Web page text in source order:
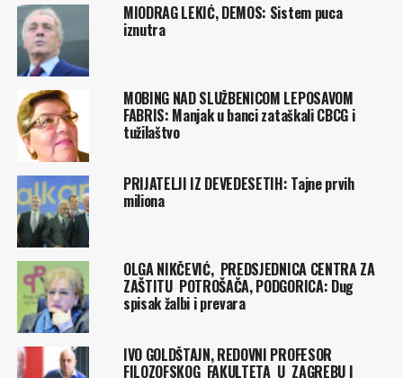
MIODRAG LEKIĆ, DEMOS: Sistem puca
iznutra
MOBING NAD SLUŽBENICOM LEPOSAVOM
FABRIS: Manjak u banci zataškali CBCG i
tužilaštvo
PRIJATELJI IZ DEVEDESETIH: Tajne prvih
miliona
OLGA NIKČEVIĆ, PREDSJEDNICA CENTRA ZA
ZAŠTITU POTROŠAČA, PODGORICA: Dug
spisak žalbi i prevara
IVO GOLDŠTAJN, REDOVNI PROFESOR
FILOZOFSKOG FAKULTETA U ZAGREBU I